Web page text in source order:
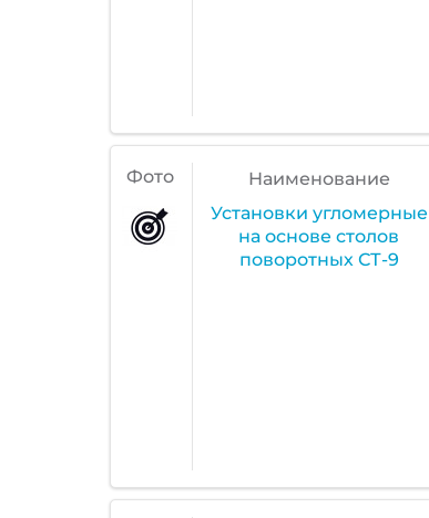
Фото
Наименование
Установки угломерные
на основе столов
поворотных СТ-9